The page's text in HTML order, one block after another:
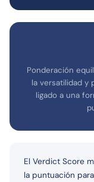
Ponderación
la versatilidad y
ligado a una
El Verdict Score
la puntuación